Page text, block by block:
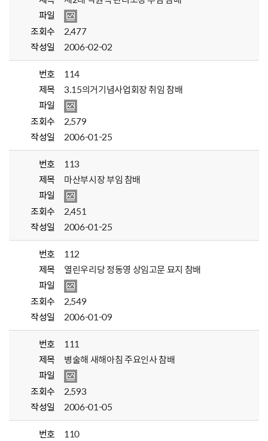
파일
조회수
2,477
작성일
2006-02-02
번호
114
제목
3.15의거기념사업회장 취임 참배
파일
조회수
2,579
작성일
2006-01-25
번호
113
제목
마산부시장 부임 참배
파일
조회수
2,451
작성일
2006-01-25
번호
112
제목
열린우리당 정동영 상임고문 묘지 참배
파일
조회수
2,549
작성일
2006-01-09
번호
111
제목
병술해 새해아침 주요인사 참배
파일
조회수
2,593
작성일
2006-01-05
번호
110